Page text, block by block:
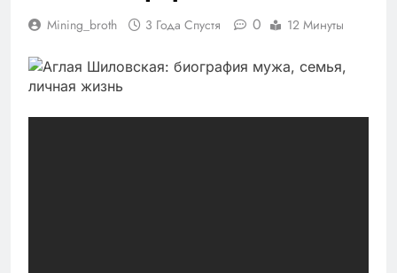
Mining_broth 3 Года Спустя 0 12 Минуты